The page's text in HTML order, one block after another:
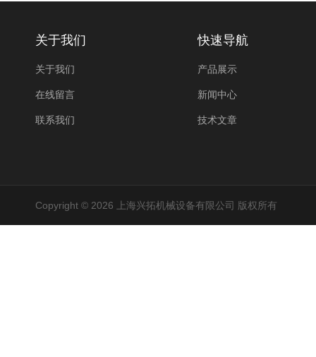
关于我们
关于我们
在线留言
联系我们
快速导航
产品展示
新闻中心
技术文章
Copyright © 2026 上海兴拓机械设备有限公司 版权所有